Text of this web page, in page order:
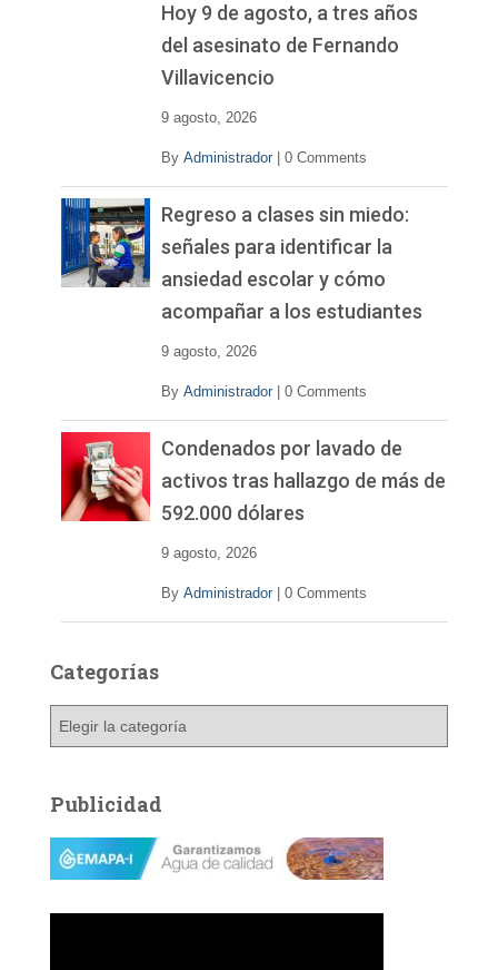
Hoy 9 de agosto, a tres años
del asesinato de Fernando
Villavicencio
9 agosto, 2026
By Administrador 0 Comments
Regreso a clases sin miedo:
señales para identificar la
ansiedad escolar y cómo
acompañar a los estudiantes
9 agosto, 2026
By Administrador 0 Comments
Condenados por lavado de
activos tras hallazgo de más de
592.000 dólares
9 agosto, 2026
By Administrador 0 Comments
Categorías
g
o
a
Publicidad